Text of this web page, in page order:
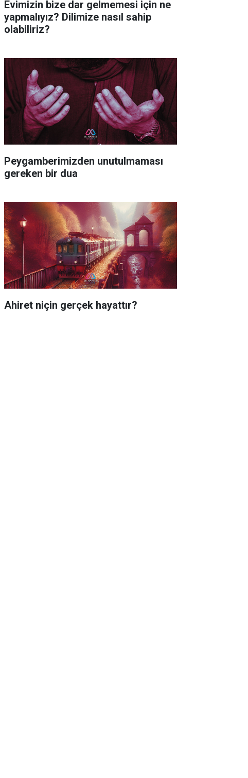
Evimizin bize dar gelmemesi için ne
yapmalıyız? Dilimize nasıl sahip
olabiliriz?
Peygamberimizden unutulmaması
gereken bir dua
Ahiret niçin gerçek hayattır?